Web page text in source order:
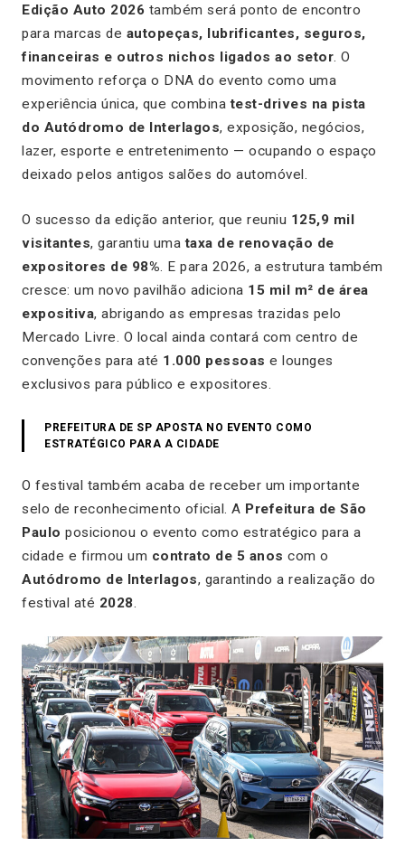
Edição Auto 2026 também será ponto de encontro
para marcas de autopeças, lubrificantes, seguros,
financeiras e outros nichos ligados ao setor . O
movimento reforça o DNA do evento como uma
experiência única, que combinatest-drives na pista
do Autódromo de Interlagos, exposição, negócios,
lazer, esporte e entretenimento — ocupando o espaço
deixado pelos antigos salões do automóvel.
O sucesso da edição anterior, que reuniu 125,9 mil
visitantes, garantiu umataxa de renovação de
expositores de 98% . E para 2026, a estrutura também
cresce: um novo pavilhão adiciona 15 mil m² de área
expositiva, abrigando as empresas trazidas pelo
Mercado Livre. O local ainda contará com centro de
convenções para até 1.000 pessoas e lounges
exclusivos para público e expositores.
PREFEITURA DE SP APOSTA NO EVENTO COMO
ESTRATÉGICO PARA A CIDADE
O festival também acaba de receber um importante
selo de reconhecimento oficial. A Prefeitura de São
Paulo posicionou o evento como estratégico para a
cidade e firmou um contrato de 5 anos com o
Autódromo de Interlagos, garantindo a realização do
festival até 2028